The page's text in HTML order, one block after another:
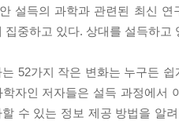
설득의 과학과 관련된 최신
집중하고 있다. 상대를 설득하
52가지 작은 변화는 누구든
자인 저자들은 설득 과정에서
수 있는 정보 제공 방법을 알